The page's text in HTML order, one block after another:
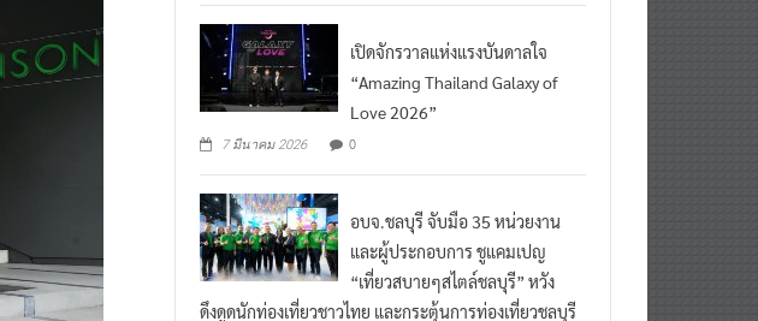
เปิดจักรวาลแห่งแรงบันดาลใจ
“Amazing Thailand Galaxy of
Love 2026”
7 มีนาคม 2026 0
อบจ.ชลบุรี จับมือ 35 หน่วยงาน
และผู้ประกอบการ ชูแคมเปญ
“เที่ยวสบายๆสไตล์ชลบุรี” หวัง
ดึงดูดนักท่องเที่ยวชาวไทย และกระตุ้นการท่องเที่ยวชลบุรี